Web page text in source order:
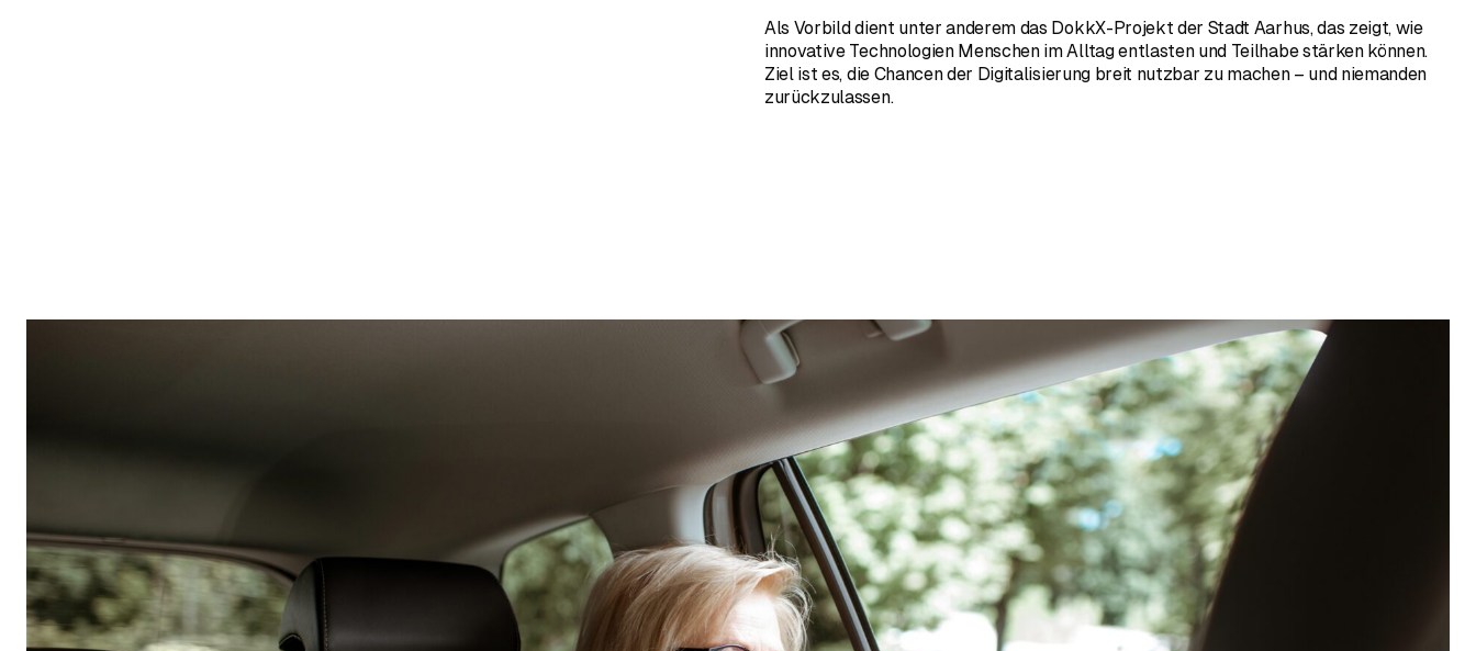
Als Vorbild dient unter anderem das DokkX-Projekt der Stadt Aarhus, das zeigt, wie
innovative Technologien Menschen im Alltag entlasten und Teilhabe stärken können.
Ziel ist es, die Chancen der Digitalisierung breit nutzbar zu machen – und niemanden
zurückzulassen.